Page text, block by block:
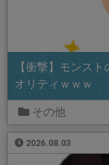
【衝撃】モンスト
オリティｗｗｗ
その他
2026.08.03